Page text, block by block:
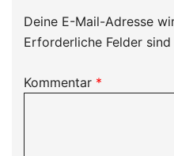
Deine E-Mail-Adresse
Erforderliche Felder
Kommentar *